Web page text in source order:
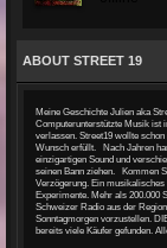
ABOUT STREET 19
Meine Geschichte Julien aka
Computerunterstützte Musik ist
verlassen. Street19 wollte
Wunsch erfüllt. Nach Jahren
einzigartigen Sound und
seinen Bann ziehen. Kommen
Verzögerung. Ein
Experimente. Mehr als 200.000
Schweizer Radio aus der
Sonntagmorgen vorzustellen.
bereits viele Käufer gefunden.